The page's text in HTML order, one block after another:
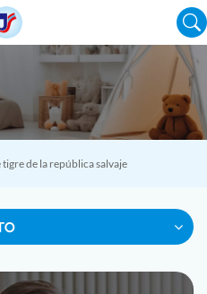
tigre de la república salvaje